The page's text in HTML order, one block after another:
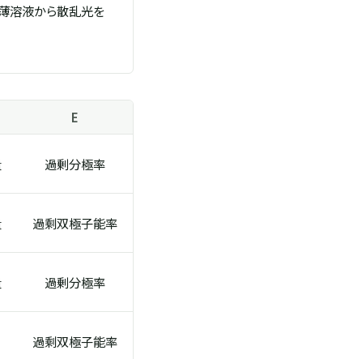
薄溶液から散乱光を
E
過剰分極率
過剩双極子能率
過剰分極率
過剩双極子能率